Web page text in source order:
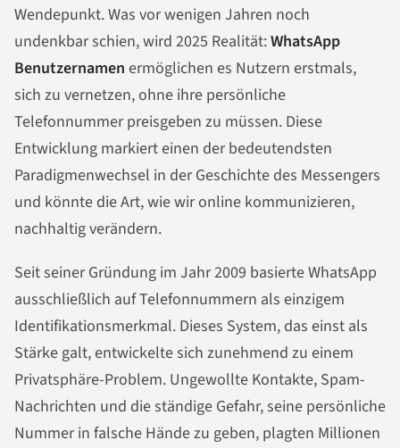
Wendepunkt. Was vor wenigen Jahren noch
undenkbar schien, wird 2025 Realität:WhatsApp
Benutzernamen ermöglichen es Nutzern erstmals,
sich zu vernetzen, ohne ihre persönliche
Telefonnummer preisgeben zu müssen. Diese
Entwicklung markiert einen der bedeutendsten
Paradigmenwechsel in der Geschichte des Messengers
und könnte die Art, wie wir online kommunizieren,
nachhaltig verändern.
Seit seiner Gründung im Jahr 2009 basierte WhatsApp
ausschließlich auf Telefonnummern als einzigem
Identifikationsmerkmal. Dieses System, das einst als
Stärke galt, entwickelte sich zunehmend zu einem
Privatsphäre-Problem. Ungewollte Kontakte, Spam-
Nachrichten und die ständige Gefahr, seine persönliche
Nummer in falsche Hände zu geben, plagten Millionen